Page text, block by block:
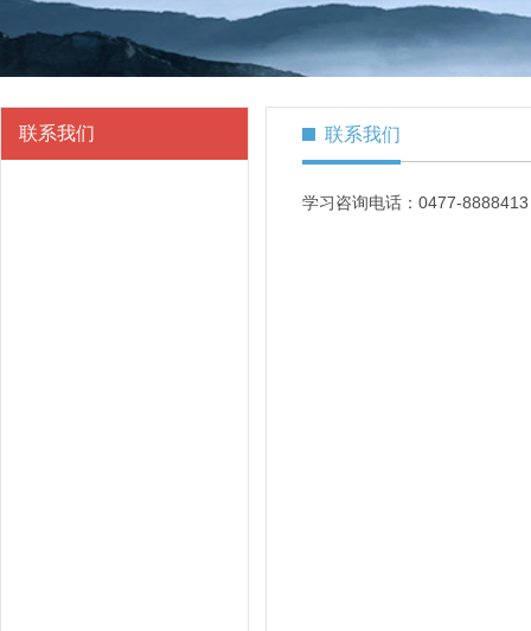
联系我们 联系我们
学习咨询电话：0477-